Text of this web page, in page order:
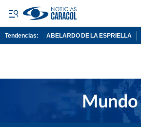
Tendencias: ABELARDO DE LA ESPRIELLA